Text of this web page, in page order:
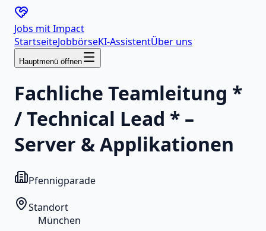
Jobs mitImpact
StartseiteJobbörseKI-AssistentÜber uns
Hauptmenü öffnen
Fachliche Teamleitung *
/ Technical Lead * –
Server & Applikationen
Pfennigparade
Standort
München